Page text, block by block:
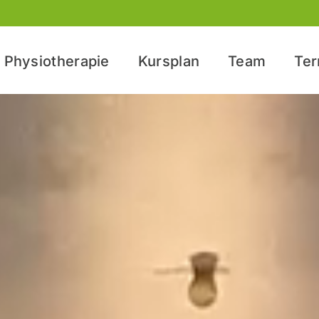
Physiotherapie Kursplan Team